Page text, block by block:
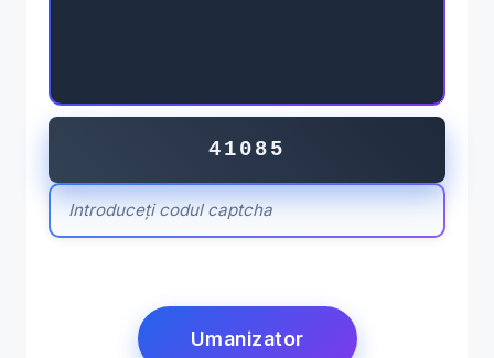
41085
Umanizator